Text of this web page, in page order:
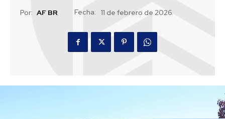
Por: AF BR Fecha: 11 de febrero de 2026